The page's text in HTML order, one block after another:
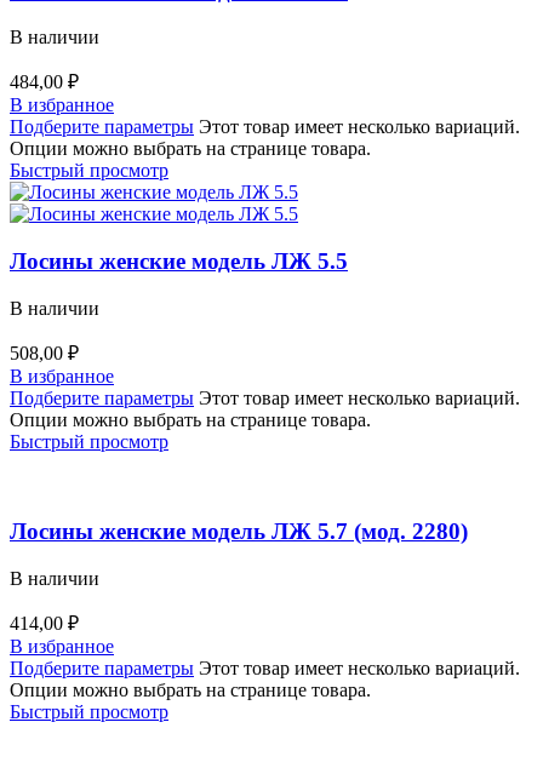
В наличии
484,00 ₽
В избранное
Подберите параметры Этот товар имеет несколько вариаций.
Опции можно выбрать на странице товара.
Быстрый просмотр
Лосины женские модель ЛЖ 5.5
В наличии
508,00 ₽
В избранное
Подберите параметры Этот товар имеет несколько вариаций.
Опции можно выбрать на странице товара.
Быстрый просмотр
Лосины женские модель ЛЖ 5.7 (мод. 2280)
В наличии
414,00 ₽
В избранное
Подберите параметры Этот товар имеет несколько вариаций.
Опции можно выбрать на странице товара.
Быстрый просмотр